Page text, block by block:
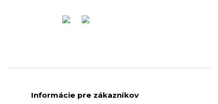
Informácie pre zákazníkov